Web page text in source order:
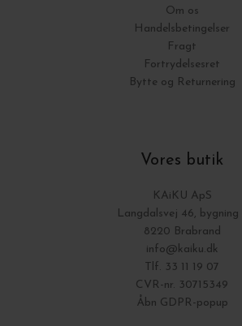
Om os
Handelsbetingelser
Fragt
Fortrydelsesret
Bytte og Returnering
Vores butik
KAiKU ApS
Langdalsvej 46, bygning
8220 Brabrand
info@kaiku.dk
Tlf. 33 11 19 07
CVR-nr. 30715349
Åbn GDPR-popup